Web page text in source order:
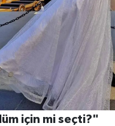
için mi seçti?"